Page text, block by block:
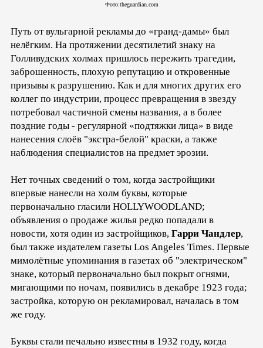
Фото:theguardian.com
Путь от вульгарной рекламы до «гранд-дамы» был
нелёгким. На протяжении десятилетий знаку на
Голливудских холмах пришлось пережить трагедии,
заброшенность, плохую репутацию и откровенные
призывы к разрушению. Как и для многих других его
коллег по индустрии, процесс превращения в звезду
потребовал частичной смены названия, а в более
поздние годы - регулярной «подтяжки лица» в виде
нанесения слоёв "экстра-белой" краски, а также
наблюдения специалистов на предмет эрозии.
Нет точных сведений о том, когда застройщики
впервые нанесли на холм буквы, которые
первоначально гласили HOLLYWOODLAND;
объявления о продаже жилья редко попадали в
новости, хотя один из застройщиков, Гарри Чандлер,
был также издателем газеты Los Angeles Times. Первые
мимолётные упоминания в газетах об "электрическом"
знаке, который первоначально был покрыт огнями,
мигающими по ночам, появились в декабре 1923 года;
застройка, которую он рекламировал, началась в том
же году.
Буквы стали печально известны в 1932 году, когда